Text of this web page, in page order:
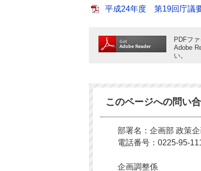
平成24年度 第19回庁議
PDFフ
Adobe
い。
このページへの問い
部署名：企画部 政策
電話番号：0225-95-
企画調整係